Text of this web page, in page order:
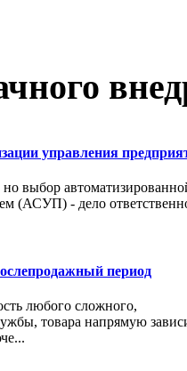
управления
выбор
(АСУП) - дело
период
любого сложного,
товара напрямую